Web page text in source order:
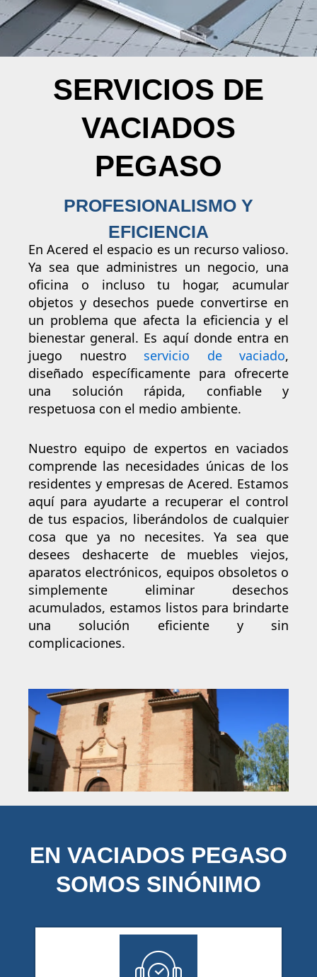
SERVICIOS DE
VACIADOS
PEGASO
PROFESIONALISMO Y
EFICIENCIA
En Acered el espacio es un recurso valioso.
Ya sea que administres un negocio, una
oficina o incluso tu hogar, acumular
objetos y desechos puede convertirse en
un problema que afecta la eficiencia y el
bienestar general. Es aquí donde entra en
juego nuestro servicio de vaciado,
diseñado específicamente para ofrecerte
una solución rápida, confiable y
respetuosa con el medio ambiente.
Nuestro equipo de expertos en vaciados
comprende las necesidades únicas de los
residentes y empresas de Acered. Estamos
aquí para ayudarte a recuperar el control
de tus espacios, liberándolos de cualquier
cosa que ya no necesites. Ya sea que
desees deshacerte de muebles viejos,
aparatos electrónicos, equipos obsoletos o
simplemente eliminar desechos
acumulados, estamos listos para brindarte
una solución eficiente y sin
complicaciones.
EN VACIADOS PEGASO
SOMOS SINÓNIMO